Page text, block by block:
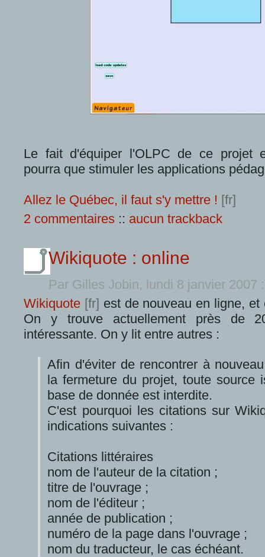
Le fait d'équiper l'OLPC de ce projet
pourra que stimuler les applications
Allez le Québec, il faut s'y mettre !
2 commentaires :: aucun trackback
Wikiquote : online
Par Gilles Jobin, lundi 8 janvier 2007
Wikiquote
est de nouveau en ligne,
On y trouve actuellement près de
intéressante. On y lit entre autres :
Afin d'éviter de rencontrer à
la fermeture du projet, toute source
base de donnée est interdite.
C'est pourquoi les citations sur
indications suivantes :
Citations littéraires
nom de l'auteur de la citation ;
titre de l'ouvrage ;
nom de l'éditeur ;
année de publication ;
numéro de la page dans l'ouvrage ;
nom du traducteur, le cas échéant.